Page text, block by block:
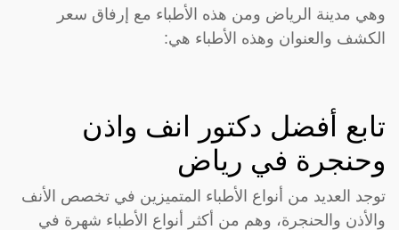
وهي مدينة الرياض ومن هذه الأطباء مع إرفاق سعر
الكشف والعنوان وهذه الأطباء هي:
تابع أفضل دكتور انف واذن
وحنجرة في رياض
توجد العديد من أنواع الأطباء المتميزين في تخصص الأنف
والأذن والحنجرة، وهم من أكثر أنواع الأطباء شهرة في